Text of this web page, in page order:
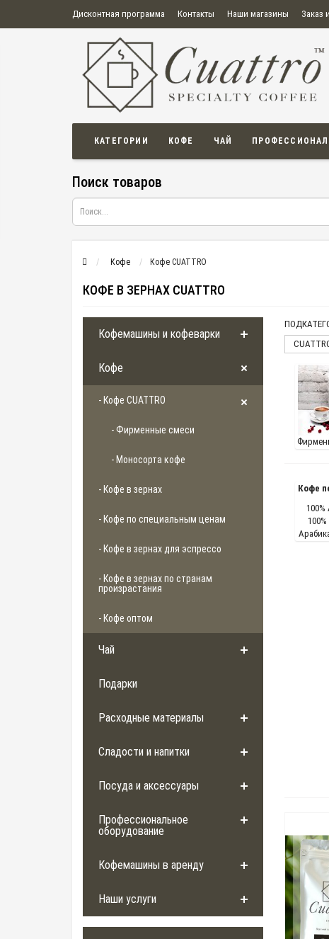
Дисконтная программа Контакты Наши магазины Заказ
О нас Оплата Правила продажи товаров
Политика конфиденциальности
Политика в отношении обработки персональных данных
Пользовательское соглашение
КАТЕГОРИИ КОФЕ ЧАЙ
Поиск товаров
Кофе Кофе CUATTRO
КОФЕ В ЗЕРНАХ CUATTRO
Кофемашины и кофеварки
Кофе
- Кофе CUATTRO
- Фирменные смеси
- Моносорта кофе
- Кофе в зернах
- Кофе по специальным ценам
- Кофе в зернах для эспрессо
- Кофе в зернах по странам
произрастания
- Кофе оптом
Чай
Подарки
Расходные материалы
Сладости и напитки
Посуда и аксессуары
Профессиональное
оборудование
Кофемашины в аренду
Наши услуги
Кофе
100%
100%